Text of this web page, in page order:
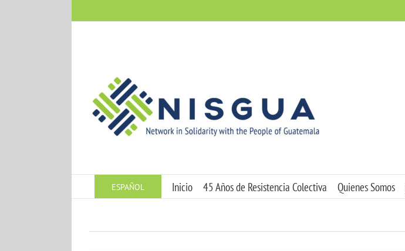
ESPAÑOL Inicio 45 Años de Resistencia Colectiva Quienes Somos